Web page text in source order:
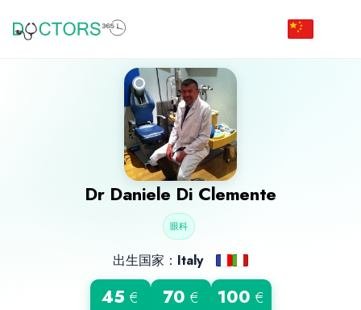
Dr Daniele Di Clemente
眼科
出生国家： Italy
45 € 70 € 100 €